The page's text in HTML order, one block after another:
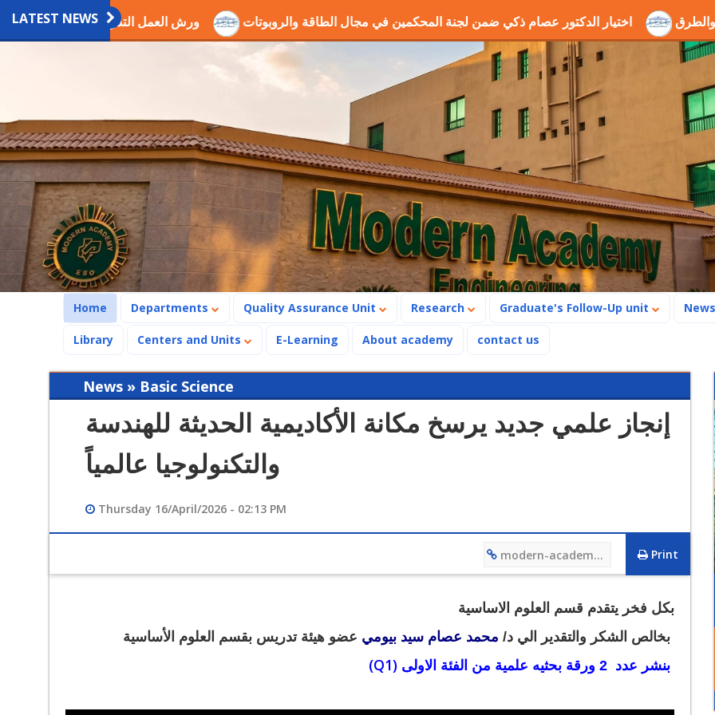
LATEST NEWS الحفر والطرق اختيار الدكتور عصام ذكي ضمن لجنة المحكمين في مجال الطاقة والروبوتات ورش العمل التدريبية العلمية
Home (current)
Departments Quality Assurance Unit Research Graduate's Follow-Up unit News
Library Centers and Units E-Learning About academy contact us
News » Basic Science
إنجاز علمي جديد يرسخ مكانة الأكاديمية الحديثة للهندسة
والتكنولوجيا عالمياً
Thursday 16/April/2026 - 02:13 PM
Print
modern-academy.edu.eg/4655
​بكل فخر يتقدم قسم العلوم الاساسية
بخالص الشكر والتقدير الي د/ محمد عصام سيد بيومي عضو هيئة تدريس بقسم العلوم الأساسية
بنشر عدد 2
ورقة بحثيه علمية من الفئة الاولى (Q1)